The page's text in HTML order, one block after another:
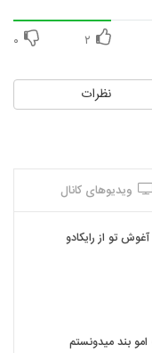
محمدی نازلی یارم
همراه زخمی) از مهراد
۲ ۰
نظرات
ویدیوهای کانال
تو از رایکادو
بند میدونستم